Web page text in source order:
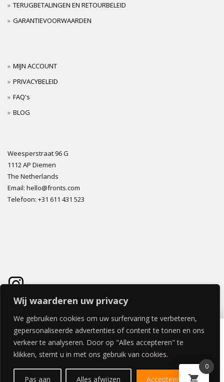
Wij waarderen uw privacy
We gebruiken cookies om uw surfervaring te verbeteren,
gepersonaliseerde advertenties of content te tonen en ons
verkeer te analyseren. Door op "Alles accepteren" te
klikken, stemt u in met ons gebruik van cookies.
Pas aan Alles afwijzen Accepteer alles
TERUGBETALINGEN EN RETOURBELEID
GARANTIEVOORWAARDEN
MIJN ACCOUNT
PRIVACYBELEID
FAQ's
BLOG
Weesperstraat 96 G
1112 AP Diemen
The Netherlands
Email: hello@fronts.com
Telefoon: +31 611 431 523
© 2026 FRONTS.COM ALL RIGHTS RESERVED | POWERED BY
0
SENZA BEDDEKINGSPANEEL 10x240cm
€102,85